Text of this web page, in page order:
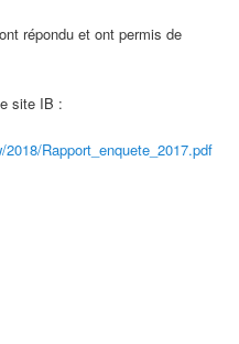
répondu et ont permis de
site IB :
Rapport_enquete_2017.pdf